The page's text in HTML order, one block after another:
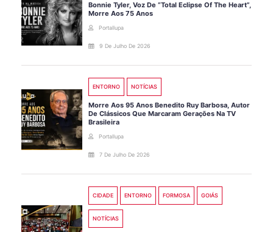
Bonnie Tyler, Voz De “Total Eclipse Of The Heart”,
Morre Aos 75 Anos
Portallupa
9 De Julho De 2026
ENTORNO NOTÍCIAS
Morre Aos 95 Anos Benedito Ruy Barbosa, Autor
De Clássicos Que Marcaram Gerações Na TV
Brasileira
Portallupa
7 De Julho De 2026
CIDADE ENTORNO FORMOSA GOIÁS
NOTÍCIAS